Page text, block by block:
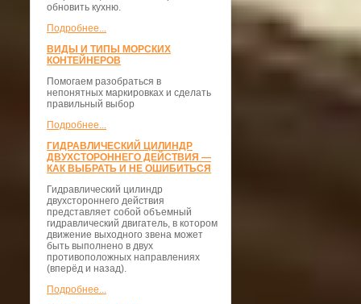
обновить кухню.
Подробнее...
ВИДЫ И ТИПЫ МОРСКИХ
КОНТЕЙНЕРОВ
Помогаем разобраться в
непонятных маркировках и сделать
правильный выбор
Подробнее...
ГИДРАВЛИЧЕСКИЙ ЦИЛИНДР
ДВУХСТОРОННЕГО ДЕЙСТВИЯ —
КАК ВЫБРАТЬ И НЕ ОШИБИТЬСЯ
Гидравлический цилиндр
двухстороннего действия
представляет собой объемный
гидравлический двигатель, в котором
движение выходного звена может
быть выполнено в двух
противоположных направлениях
(вперёд и назад).
Подробнее...